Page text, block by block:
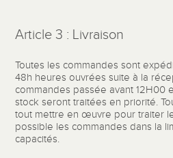
Article 3 : Livraison
Toutes les commandes sont
48h heures ouvrées suite à la
commandes passée avant 12H00
stock seront traitées en priorité.
tout mettre en œuvre pour traiter
possible les commandes dans la
capacités.